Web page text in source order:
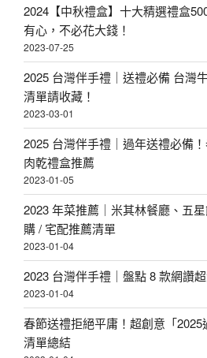
2024【中秋禮盒】十大精選禮盒
有心，不必花大錢！
2023-07-25
2025 台灣伴手禮｜送禮必備 台灣
清單請收藏！
2023-03-01
2025 台灣伴手禮｜過年送禮必備
肉乾禮盒推薦
2023-01-05
2023 年菜推薦｜米其林餐廳、五
購 / 宅配推薦清單
2023-01-04
2023 台灣伴手禮｜盤點 8 款網讚
2023-01-04
春節送禮拒絕平庸！超創意「
清單總結